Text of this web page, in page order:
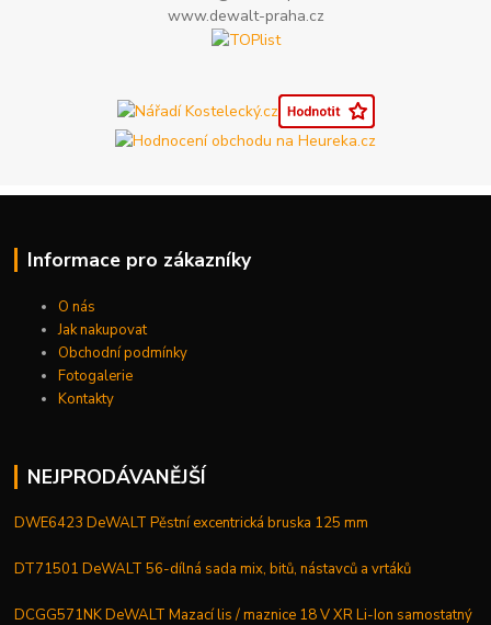
www.dewalt-praha.cz
Informace pro zákazníky
O nás
Jak nakupovat
Obchodní podmínky
Fotogalerie
Kontakty
NEJPRODÁVANĚJŠÍ
DWE6423 DeWALT Pěstní excentrická bruska 125 mm
DT71501 DeWALT 56-dílná sada mix, bitů, nástavců a vrtáků
DCGG571NK DeWALT Mazací lis / maznice 18 V XR Li-Ion samostatný